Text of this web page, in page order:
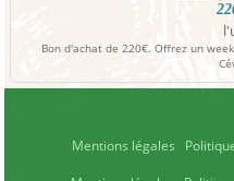
Bon d'achat de 220€. Offrez un
Mentions légales